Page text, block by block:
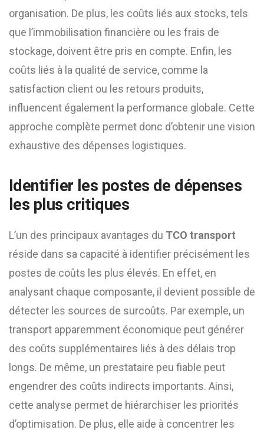
organisation. De plus, les coûts liés aux stocks, tels
que l’immobilisation financière ou les frais de
stockage, doivent être pris en compte. Enfin, les
coûts liés à la qualité de service, comme la
satisfaction client ou les retours produits,
influencent également la performance globale. Cette
approche complète permet donc d’obtenir une vision
exhaustive des dépenses logistiques.
Identifier les postes de dépenses
les plus critiques
L’un des principaux avantages du TCO transport
réside dans sa capacité à identifier précisément les
postes de coûts les plus élevés. En effet, en
analysant chaque composante, il devient possible de
détecter les sources de surcoûts. Par exemple, un
transport apparemment économique peut générer
des coûts supplémentaires liés à des délais trop
longs. De même, un prestataire peu fiable peut
engendrer des coûts indirects importants. Ainsi,
cette analyse permet de hiérarchiser les priorités
d’optimisation. De plus, elle aide à concentrer les